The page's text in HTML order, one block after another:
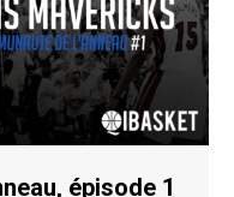
épisode 1